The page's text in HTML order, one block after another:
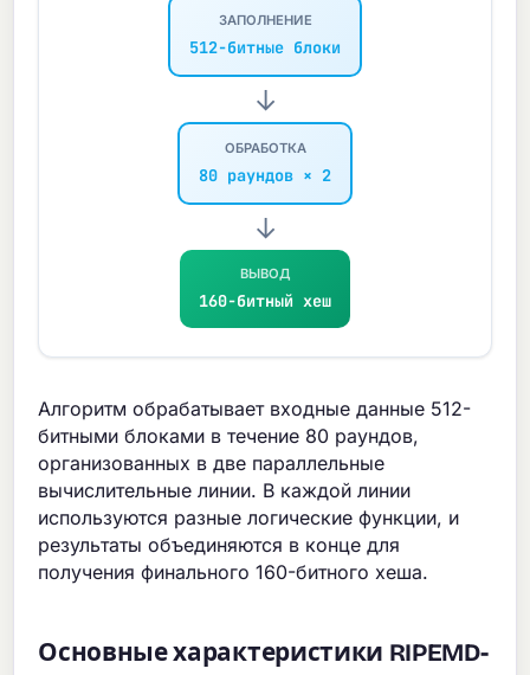
ЗАПОЛНЕНИЕ
512-битные блоки
→
ОБРАБОТКА
80 раундов × 2
→
ВЫВОД
160-битный хеш
Алгоритм обрабатывает входные данные 512-
битными блоками в течение 80 раундов,
организованных в две параллельные
вычислительные линии. В каждой линии
используются разные логические функции, и
результаты объединяются в конце для
получения финального 160-битного хеша.
Основные характеристики RIPEMD-